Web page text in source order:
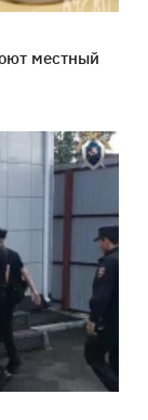
местный